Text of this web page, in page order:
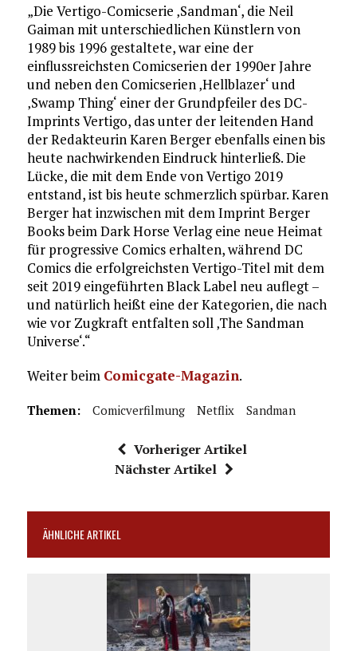
„Die Vertigo-Comicserie ‚Sandman‘, die Neil
Gaiman mit unterschiedlichen Künstlern von
1989 bis 1996 gestaltete, war eine der
einflussreichsten Comicserien der 1990er Jahre
und neben den Comicserien ‚Hellblazer‘ und
‚Swamp Thing‘ einer der Grundpfeiler des DC-
Imprints Vertigo, das unter der leitenden Hand
der Redakteurin Karen Berger ebenfalls einen bis
heute nachwirkenden Eindruck hinterließ. Die
Lücke, die mit dem Ende von Vertigo 2019
entstand, ist bis heute schmerzlich spürbar. Karen
Berger hat inzwischen mit dem Imprint Berger
Books beim Dark Horse Verlag eine neue Heimat
für progressive Comics erhalten, während DC
Comics die erfolgreichsten Vertigo-Titel mit dem
seit 2019 eingeführten Black Label neu auflegt –
und natürlich heißt eine der Kategorien, die nach
wie vor Zugkraft entfalten soll ‚The Sandman
Universe‘.“
Weiter beim Comicgate-Magazin.
Themen: Comicverfilmung Netflix Sandman
Vorheriger Artikel
Nächster Artikel
ÄHNLICHE ARTIKEL